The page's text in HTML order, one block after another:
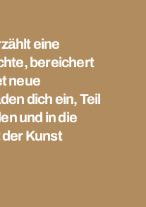
eine
bereichert
neue
dich ein, Teil
und in die
Kunst